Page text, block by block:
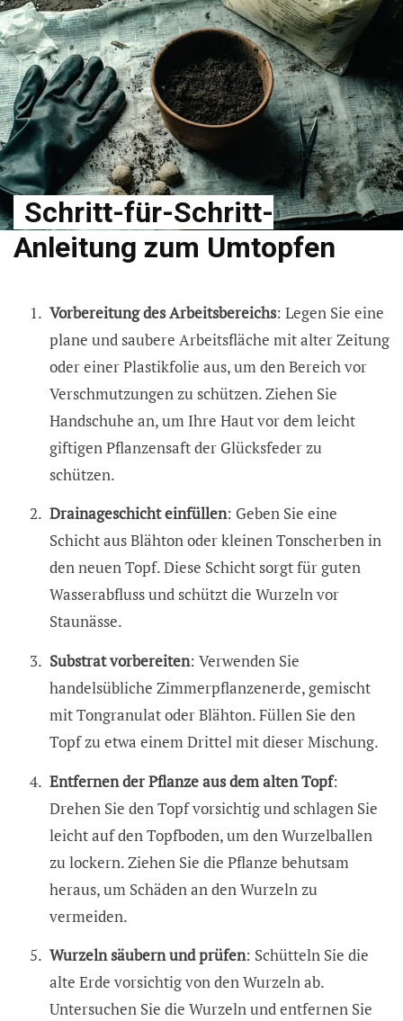
Schritt-für-Schritt-
Anleitung zum Umtopfen
Vorbereitung des Arbeitsbereichs: Legen Sie eine
plane und saubere Arbeitsfläche mit alter Zeitung
oder einer Plastikfolie aus, um den Bereich vor
Verschmutzungen zu schützen. Ziehen Sie
Handschuhe an, um Ihre Haut vor dem leicht
giftigen Pflanzensaft der Glücksfeder zu
schützen.
Drainageschicht einfüllen: Geben Sie eine
Schicht aus Blähton oder kleinen Tonscherben in
den neuen Topf. Diese Schicht sorgt für guten
Wasserabfluss und schützt die Wurzeln vor
Staunässe.
Substrat vorbereiten: Verwenden Sie
handelsübliche Zimmerpflanzenerde, gemischt
mit Tongranulat oder Blähton. Füllen Sie den
Topf zu etwa einem Drittel mit dieser Mischung.
Entfernen der Pflanze aus dem alten Topf:
Drehen Sie den Topf vorsichtig und schlagen Sie
leicht auf den Topfboden, um den Wurzelballen
zu lockern. Ziehen Sie die Pflanze behutsam
heraus, um Schäden an den Wurzeln zu
vermeiden.
Wurzeln säubern und prüfen: Schütteln Sie die
alte Erde vorsichtig von den Wurzeln ab.
Untersuchen Sie die Wurzeln und entfernen Sie